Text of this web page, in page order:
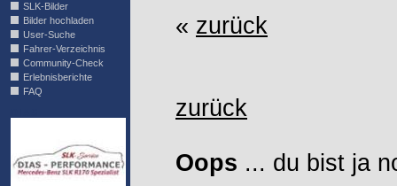
SLK-Bilder
Bilder hochladen
User-Suche
Fahrer-Verzeichnis
Community-Check
Erlebnisberichte
FAQ
« zurück
zurück
Oops ... du bist ja